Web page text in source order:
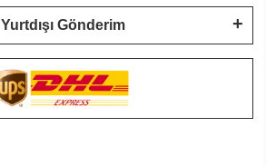
Yurtdışı Gönderim